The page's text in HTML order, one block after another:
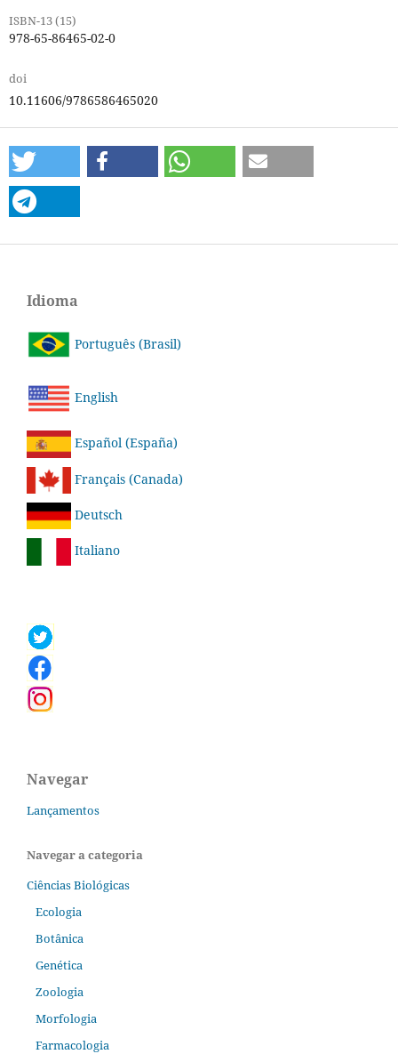
ISBN-13 (15)
978-65-86465-02-0
doi
10.11606/9786586465020
Idioma
Português (Brasil)
English
Español (España)
Français (Canada)
Deutsch
Italiano
Navegar
Lançamentos
Navegar a categoria
Ciências Biológicas
Ecologia
Botânica
Genética
Zoologia
Morfologia
Farmacologia